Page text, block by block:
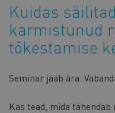
Kuidas
karmistunud
tõkestamise
Seminar jääb ära.
Kas tead, mida